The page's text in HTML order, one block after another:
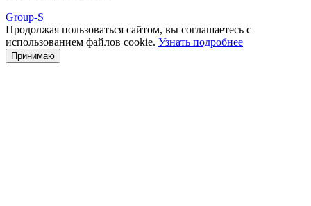
Group-S
Продолжая пользоваться сайтом, вы соглашаетесь с
использованием файлов cookie. Узнать подробнее
Принимаю